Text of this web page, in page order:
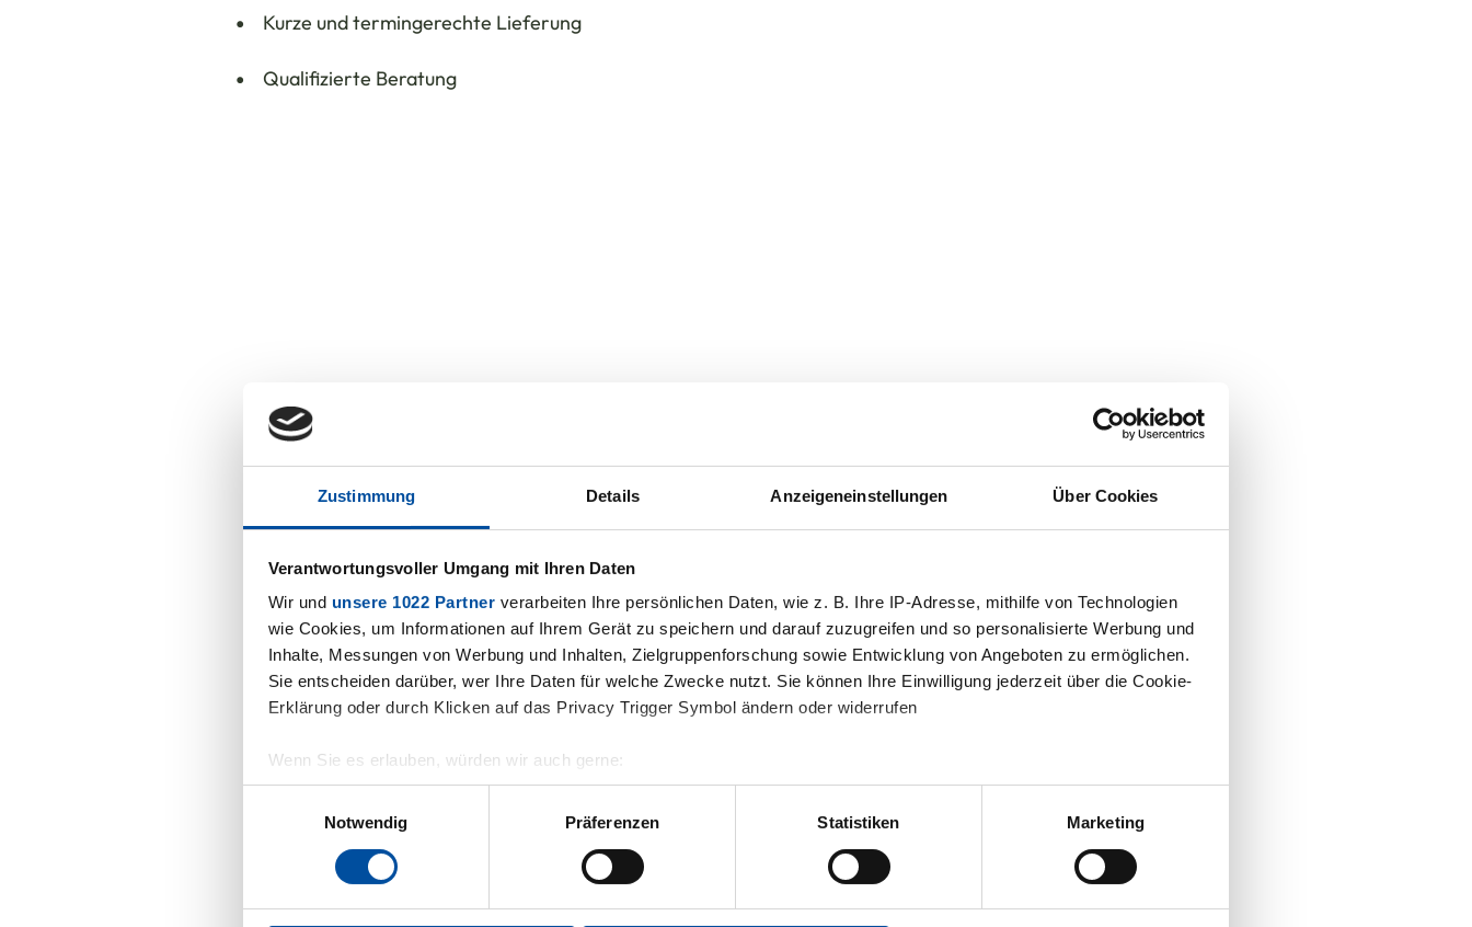
Zustimmung Details Anzeigeneinstellungen Über Cookies
Verantwortungsvoller Umgang mit Ihren Daten
Wir und unsere 1022 Partner verarbeiten Ihre persönlichen Daten, wie z. B. Ihre IP-Adresse, mithilfe von Technologien
wie Cookies, um Informationen auf Ihrem Gerät zu speichern und darauf zuzugreifen und so personalisierte Werbung und
Inhalte, Messungen von Werbung und Inhalten, Zielgruppenforschung sowie Entwicklung von Angeboten zu ermöglichen.
Sie entscheiden darüber, wer Ihre Daten für welche Zwecke nutzt. Sie können Ihre Einwilligung jederzeit über die Cookie-
Erklärung oder durch Klicken auf das Privacy Trigger Symbol ändern oder widerrufen
Wenn Sie es erlauben, würden wir auch gerne:
Informationen über Ihre geografische Lage erfassen, welche bis auf einige Meter genau sein können
Ihr Gerät durch aktives Scannen nach bestimmten Merkmalen (Fingerprinting) identifizieren
Erfahren Sie mehr darüber, wie Ihre persönlichen Daten verarbeitet werden, und legen Sie Ihre Präferenzen im
Abschnitt Einzelheiten
Notwendig
Präferenzen Statistiken Marketing
Kurze und termingerechte Lieferung
Qualifizierte Beratung